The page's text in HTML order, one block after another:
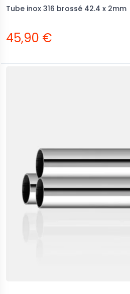
Tube inox 316 brossé 42.4 x 2mm
45,90 €